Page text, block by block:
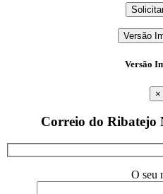
Versão
Versão
×
Correio do Ribatejo
O seu